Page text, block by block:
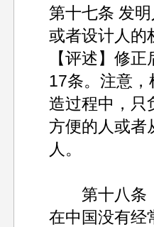
第十七条 发
或者设计人的
【评述】修
17条。注意
造过程中，只
方便的人或者
人。
第十八条
在中国没有经